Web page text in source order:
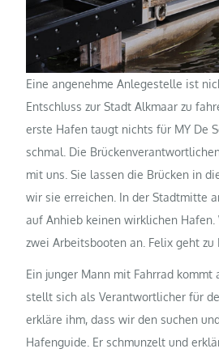
Eine angenehme Anlegestelle ist
Entschluss zur Stadt Alkmaar zu
erste Hafen taugt nichts für MY De
schmal. Die
mit uns. Sie lassen die Brücken in
wir sie erreichen. In der Stadtmitte
auf Anhieb keinen wirklichen
zwei Arbeitsbooten an. Felix geht zu
Ein junger Mann mit Fahrrad kommt
stellt sich als Verantwortlicher für
erkläre ihm, dass wir den suchen
Hafenguide. Er schmunzelt und